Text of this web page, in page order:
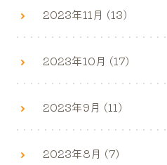
2023年11月 (13)
2023年10月 (17)
2023年9月 (11)
2023年8月 (7)